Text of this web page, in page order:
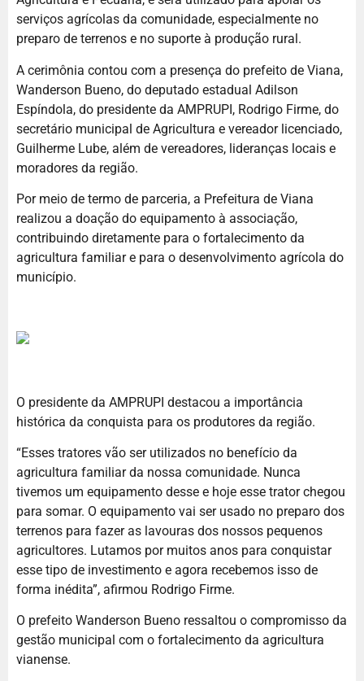
serviços agrícolas da comunidade, especialmente no
preparo de terrenos e no suporte à produção rural.
A cerimônia contou com a presença do prefeito de Viana,
Wanderson Bueno, do deputado estadual Adilson
Espíndola, do presidente da AMPRUPI, Rodrigo Firme, do
secretário municipal de Agricultura e vereador licenciado,
Guilherme Lube, além de vereadores, lideranças locais e
moradores da região.
Por meio de termo de parceria, a Prefeitura de Viana
realizou a doação do equipamento à associação,
contribuindo diretamente para o fortalecimento da
agricultura familiar e para o desenvolvimento agrícola do
município.
O presidente da AMPRUPI destacou a importância
histórica da conquista para os produtores da região.
“Esses tratores vão ser utilizados no benefício da
agricultura familiar da nossa comunidade. Nunca
tivemos um equipamento desse e hoje esse trator chegou
para somar. O equipamento vai ser usado no preparo dos
terrenos para fazer as lavouras dos nossos pequenos
agricultores. Lutamos por muitos anos para conquistar
esse tipo de investimento e agora recebemos isso de
forma inédita”, afirmou Rodrigo Firme.
O prefeito Wanderson Bueno ressaltou o compromisso da
gestão municipal com o fortalecimento da agricultura
vianense.